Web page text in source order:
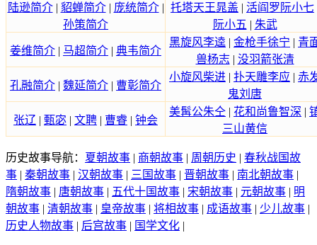
陆逊简介| 貂蝉简介| 庞统简介|
孙策简介
托塔天王晁盖 | 活阎罗阮小七
阮小五 | 朱武
姜维简介 | 马超简介 | 典韦简介
黑旋风李逵 | 金枪手徐宁 | 青
兽杨志| 没羽箭张清
孔融简介 | 魏延简介 | 曹彰简介
小旋风柴进 | 扑天雕李应 | 赤
鬼刘唐
张辽 | 甄宓 | 文聘 | 曹睿 | 钟会
美髯公朱仝 | 花和尚鲁智深 |
三山黄信
历史故事导航： 夏朝故事 | 商朝故事 | 周朝历史 | 春秋战国故
事 | 秦朝故事 | 汉朝故事 | 三国故事 | 晋朝故事 | 南北朝故事 |
隋朝故事 | 唐朝故事 | 五代十国故事 | 宋朝故事 | 元朝故事 | 明
朝故事 | 清朝故事 | 皇帝故事 | 将相故事 | 成语故事 | 少儿故事 |
历史人物故事 | 后宫故事 | 国学文化 |